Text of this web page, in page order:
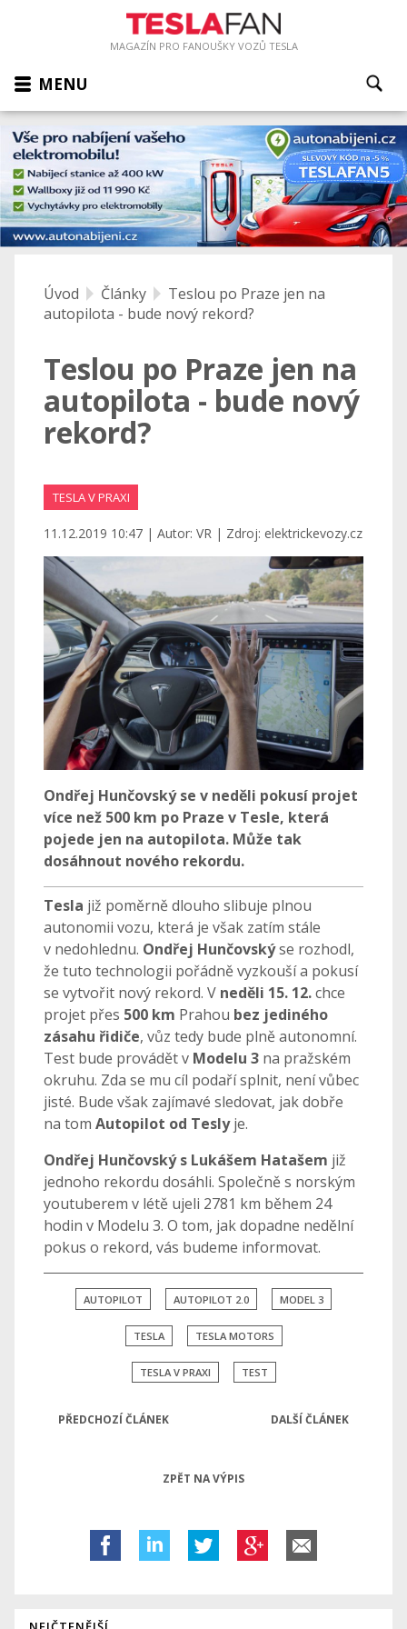
MAGAZÍN PRO FANOUŠKY VOZŮ TESLA
MENU
Úvod Články
Teslou po Praze jen na
autopilota - bude nový rekord?
Teslou po Praze jen na
autopilota - bude nový
rekord?
TESLA V PRAXI
11.12.2019 10:47 | Autor: VR | Zdroj: elektrickevozy.cz
Ondřej Hunčovský se v neděli pokusí projet
více než 500 km po Praze v Tesle, která
pojede jen na autopilota. Může tak
dosáhnout nového rekordu.
Tesla již poměrně dlouho slibuje plnou
autonomii vozu, která je však zatím stále
v nedohlednu. Ondřej Hunčovskýse rozhodl,
že tuto technologii pořádně vyzkouší a pokusí
se vytvořit nový rekord. V neděli 15. 12.chce
projet přes 500 km Prahou bez jediného
zásahu řidiče, vůz tedy bude plně autonomní.
Test bude provádět v Modelu 3 na pražském
okruhu. Zda se mu cíl podaří splnit, není vůbec
jisté. Bude však zajímavé sledovat, jak dobře
na tom Autopilot od Teslyje.
Ondřej Hunčovský s Lukášem Hatašem již
jednoho rekordu dosáhli. Společně s norským
youtuberem v létě ujeli 2781 km během 24
hodin v Modelu 3. O tom, jak dopadne nedělní
pokus o rekord, vás budeme informovat.
AUTOPILOT AUTOPILOT 2.0 MODEL 3
TESLA TESLA MOTORS
TESLA V PRAXI TEST
PŘEDCHOZÍ ČLÁNEK DALŠÍ ČLÁNEK
ZPĚT NA VÝPIS